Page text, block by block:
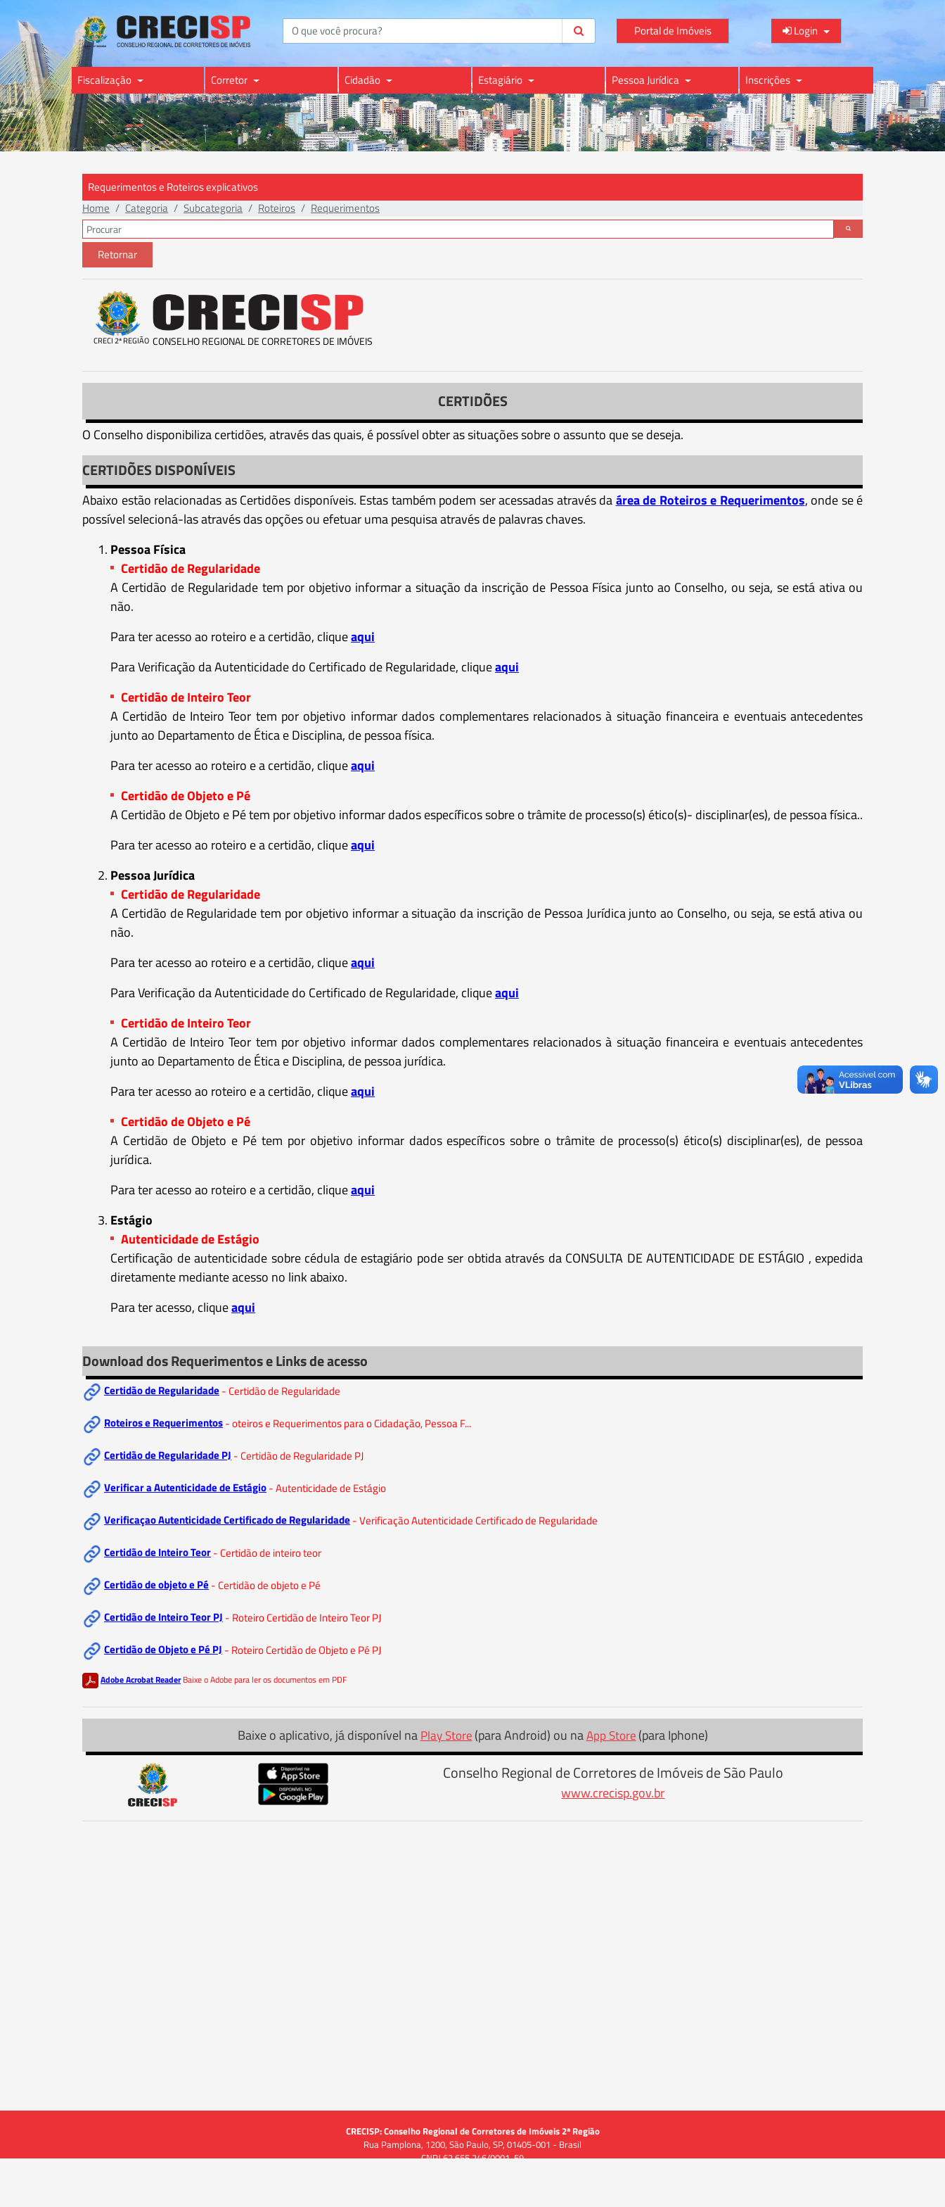
Buscar Portal de Imóveis Login
Fiscalização Corretor Cidadão Estagiário Pessoa Jurídica Inscrições
Requerimentos e Roteiros explicativos
Home
Categoria Subcategoria Roteiros Requerimentos
Retornar
CRECI 2ª REGIÃO CONSELHO REGIONAL DE CORRETORES DE IMÓVEIS
CERTIDÕES
O Conselho disponibiliza certidões, através das quais, é possível obter as situações sobre o assunto que se deseja.
CERTIDÕES DISPONÍVEIS
Abaixo estão relacionadas as Certidões disponíveis. Estas também podem ser acessadas através daárea de Roteiros e Requerimentos, onde se é
possível selecioná-las através das opções ou efetuar uma pesquisa através de palavras chaves.
Pessoa Física
Certidão de Regularidade
A Certidão de Regularidade tem por objetivo informar a situação da inscrição de Pessoa Física junto ao Conselho, ou seja, se está ativa ou
não.
Para ter acesso ao roteiro e a certidão, cliqueaqui
Para Verificação da Autenticidade do Certificado de Regularidade, cliqueaqui
Certidão de Inteiro Teor
A Certidão de Inteiro Teor tem por objetivo informar dados complementares relacionados à situação financeira e eventuais antecedentes
junto ao Departamento de Ética e Disciplina, de pessoa física.
Para ter acesso ao roteiro e a certidão, cliqueaqui
Certidão de Objeto e Pé
A Certidão de Objeto e Pé tem por objetivo informar dados específicos sobre o trâmite de processo(s) ético(s)- disciplinar(es), de pessoa física..
Para ter acesso ao roteiro e a certidão, cliqueaqui
Pessoa Jurídica
Certidão de Regularidade
A Certidão de Regularidade tem por objetivo informar a situação da inscrição de Pessoa Jurídica junto ao Conselho, ou seja, se está ativa ou
não.
Para ter acesso ao roteiro e a certidão, cliqueaqui
Para Verificação da Autenticidade do Certificado de Regularidade, cliqueaqui
Certidão de Inteiro Teor
A Certidão de Inteiro Teor tem por objetivo informar dados complementares relacionados à situação financeira e eventuais antecedentes
junto ao Departamento de Ética e Disciplina, de pessoa jurídica.
Para ter acesso ao roteiro e a certidão, cliqueaqui
Certidão de Objeto e Pé
A Certidão de Objeto e Pé tem por objetivo informar dados específicos sobre o trâmite de processo(s) ético(s) disciplinar(es), de pessoa
jurídica.
Para ter acesso ao roteiro e a certidão, cliqueaqui
Estágio
Autenticidade de Estágio
Certificação de autenticidade sobre cédula de estagiário pode ser obtida através da CONSULTA DE AUTENTICIDADE DE ESTÁGIO , expedida
diretamente mediante acesso no link abaixo.
Para ter acesso, cliqueaqui
Download dos Requerimentos e Links de acesso
Certidão de Regularidade- Certidão de Regularidade
Roteiros e Requerimentos- oteiros e Requerimentos para o Cidadação, Pessoa F...
Certidão de Regularidade PJ - Certidão de Regularidade PJ
Verificar a Autenticidade de Estágio- Autenticidade de Estágio
Verificaçao Autenticidade Certificado de Regularidade- Verificação Autenticidade Certificado de Regularidade
Certidão de Inteiro Teor- Certidão de inteiro teor
Certidão de objeto e Pé- Certidão de objeto e Pé
Certidão de Inteiro Teor PJ - Roteiro Certidão de Inteiro Teor PJ
Certidão de Objeto e Pé PJ - Roteiro Certidão de Objeto e Pé PJ
Adobe Acrobat Reader Baixe o Adobe para ler os documentos em PDF
Baixe o aplicativo, já disponível na Play Store (para Android) ou naApp Store (para Iphone)
Conselho Regional de Corretores de Imóveis de São Paulo
www.crecisp.gov.br
CRECISP: Conselho Regional de Corretores de Imóveis 2ª Região
Rua Pamplona, 1200, São Paulo, SP, 01405-001 - Brasil
CNPJ 62.655.246/0001-59